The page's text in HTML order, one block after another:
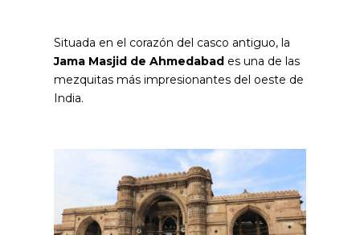
Situada en el corazón del casco antiguo, la
Jama Masjid de Ahmedabad es una de las
mezquitas más impresionantes del oeste de
India.